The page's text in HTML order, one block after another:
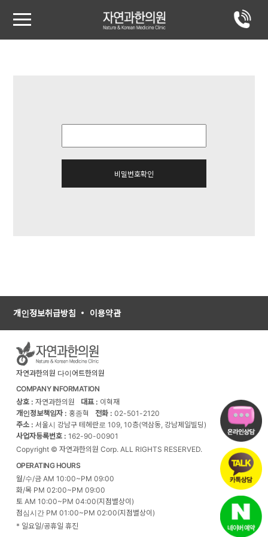
개인정보취급방침 이용약관
자연과한의원 다이어트한의원
COMPANY INFORMATION
상호 : 자연과한의원 대표 : 이혁재
개인정보책임자 : 홍종혁 전화 : 02-501-2120
주소 : 서울시 강남구 테헤란로 109, 10층(역삼동, 강남제일빌딩)
사업자등록번호 : 162-90-00901
Copyright © 자연과한의원 Corp. ALL RIGHTS RESERVED.
OPERATING HOURS
월/수/금 AM 10:00~PM 09:00
화/목 PM 02:00~PM 09:00
토 AM 10:00~PM 04:00(지점별상이)
점심시간 PM 01:00~PM 02:00(지점별상이)
* 일요일/공휴일 휴진